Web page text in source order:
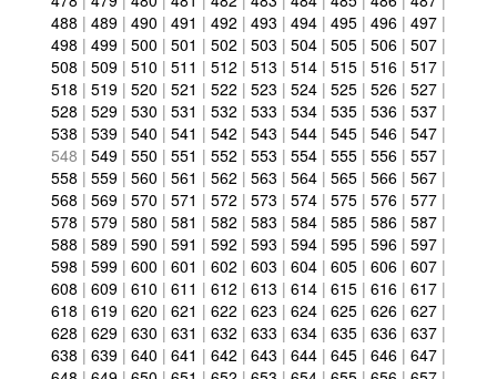
488 | 489 | 490 | 491 | 492 | 493 | 494 | 495 | 496 | 497 |
498 | 499 | 500 | 501 | 502 | 503 | 504 | 505 | 506 | 507 |
508 | 509 | 510 | 511 | 512 | 513 | 514 | 515 | 516 | 517 |
518 | 519 | 520 | 521 | 522 | 523 | 524 | 525 | 526 | 527 |
528 | 529 | 530 | 531 | 532 | 533 | 534 | 535 | 536 | 537 |
538 | 539 | 540 | 541 | 542 | 543 | 544 | 545 | 546 | 547 |
548 | 549 | 550 | 551 | 552 | 553 | 554 | 555 | 556 | 557 |
558 | 559 | 560 | 561 | 562 | 563 | 564 | 565 | 566 | 567 |
568 | 569 | 570 | 571 | 572 | 573 | 574 | 575 | 576 | 577 |
578 | 579 | 580 | 581 | 582 | 583 | 584 | 585 | 586 | 587 |
588 | 589 | 590 | 591 | 592 | 593 | 594 | 595 | 596 | 597 |
598 | 599 | 600 | 601 | 602 | 603 | 604 | 605 | 606 | 607 |
608 | 609 | 610 | 611 | 612 | 613 | 614 | 615 | 616 | 617 |
618 | 619 | 620 | 621 | 622 | 623 | 624 | 625 | 626 | 627 |
628 | 629 | 630 | 631 | 632 | 633 | 634 | 635 | 636 | 637 |
638 | 639 | 640 | 641 | 642 | 643 | 644 | 645 | 646 | 647 |